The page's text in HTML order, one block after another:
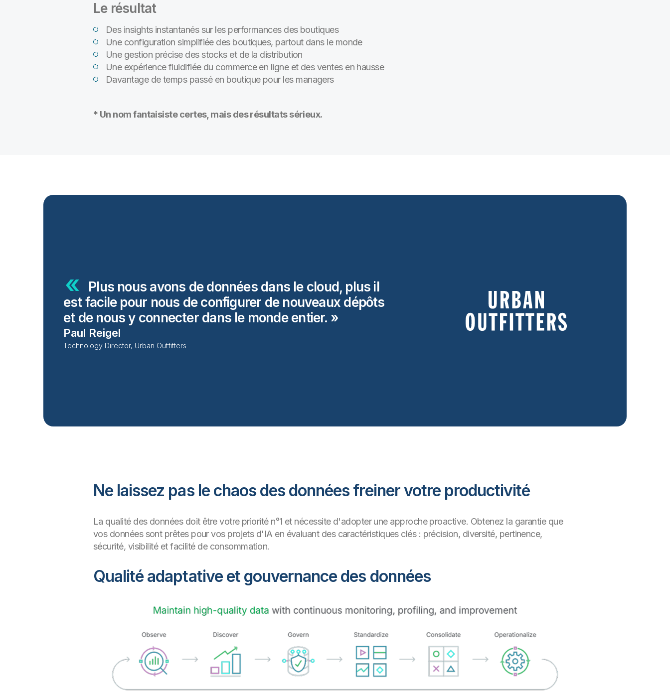
Le résultat
Des insights instantanés sur les performances des boutiques
Une configuration simplifiée des boutiques, partout dans le monde
Une gestion précise des stocks et de la distribution
Une expérience fluidifiée du commerce en ligne et des ventes en hausse
Davantage de temps passé en boutique pour les managers
* Un nom fantaisiste certes, mais des résultats sérieux.
Plus nous avons de données dans le cloud, plus il
est facile pour nous de configurer de nouveaux dépôts
et de nous y connecter dans le mondeentier.
Paul Reigel
Technology Director, Urban Outfitters
Ne laissez pas le chaos des données freiner votre productivité
La qualité des données doit être votre priorité n°1 et nécessite d'adopter une approche proactive. Obtenez la garantie que
vos données sont prêtes pour vos projets d'IA en évaluant des caractéristiques clés : précision, diversité, pertinence,
sécurité, visibilité et facilité de consommation.
Qualité adaptative et gouvernance des données